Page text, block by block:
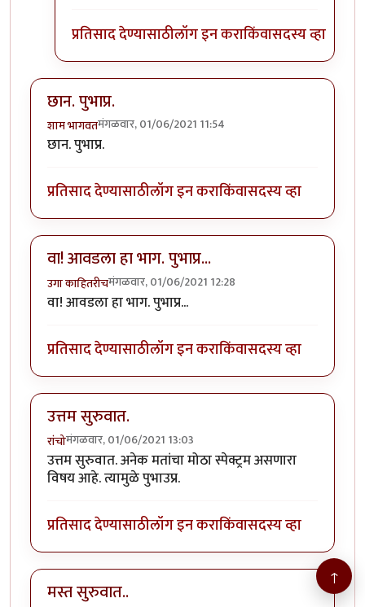
प्रतिसाद देण्यासाठीलॉग इन कराकिंवासदस्य व्हा
छान. पुभाप्र.
शाम भागवतमंगळवार, 01/06/2021 11:54
छान. पुभाप्र.
प्रतिसाद देण्यासाठीलॉग इन कराकिंवासदस्य व्हा
वा! आवडला हा भाग. पुभाप्र...
उगा काहितरीचमंगळवार, 01/06/2021 12:28
वा! आवडला हा भाग. पुभाप्र...
प्रतिसाद देण्यासाठीलॉग इन कराकिंवासदस्य व्हा
उत्तम सुरुवात.
रांचोमंगळवार, 01/06/2021 13:03
उत्तम सुरुवात. अनेक मतांचा मोठा स्पेक्ट्रम असणारा
विषय आहे. त्यामुळे पुभाउप्र.
प्रतिसाद देण्यासाठीलॉग इन कराकिंवासदस्य व्हा
मस्त सुरुवात..
↑